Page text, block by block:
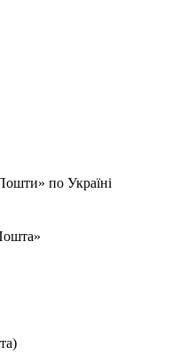
по Україні